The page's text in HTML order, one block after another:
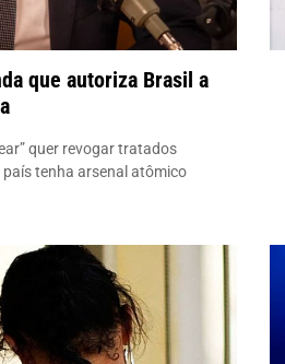
que autoriza Brasil a
quer revogar tratados
tenha arsenal atômico